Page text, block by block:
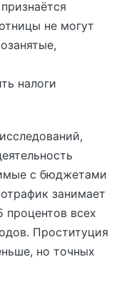
не могут
налоги
с бюджетами
занимает
всех
Проституция
но точных